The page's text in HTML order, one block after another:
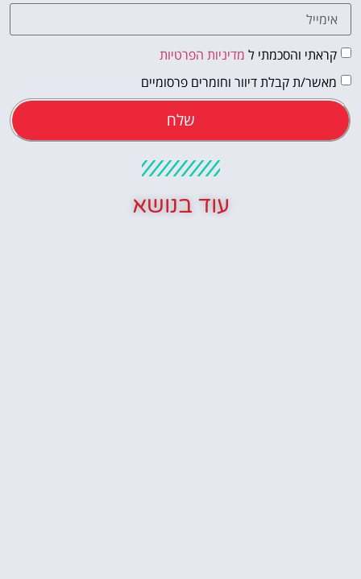
קראתי והסכמתי ל מדיניות הפרטיות
מאשר/ת קבלת דיוור וחומרים פרסומיים
שלח
עוד בנושא